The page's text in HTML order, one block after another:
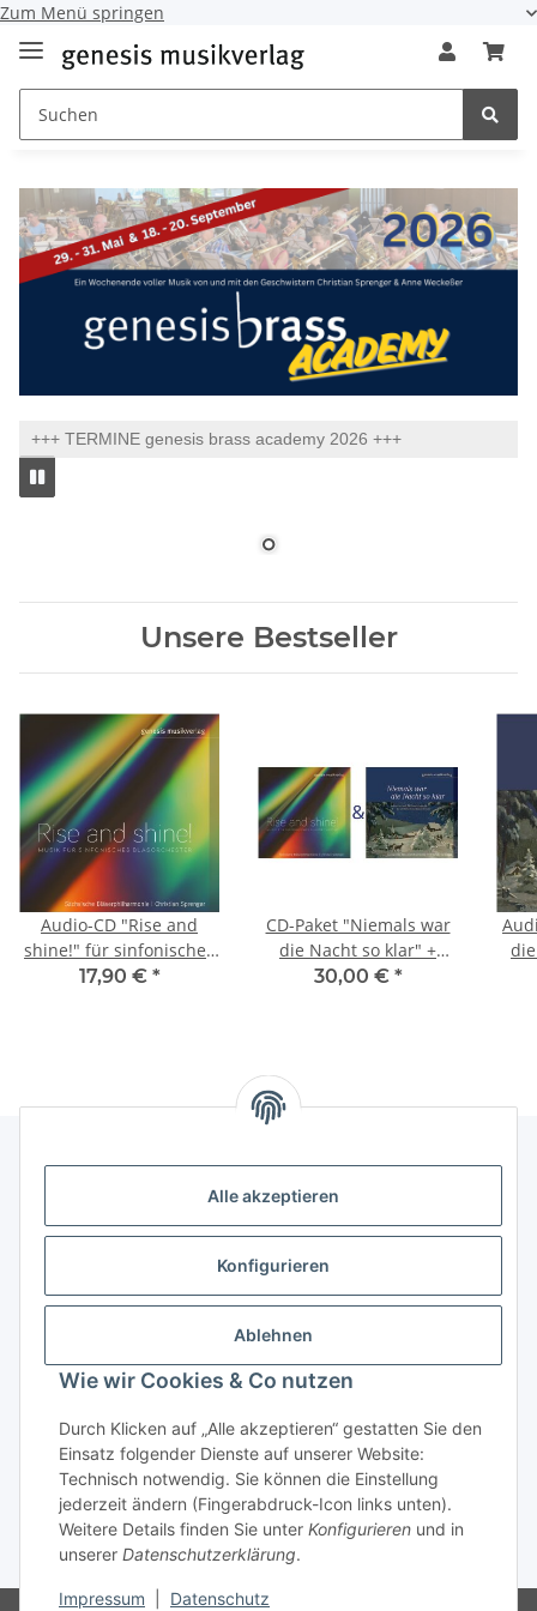
Zum Menü springen
Alle akzeptieren
Konfigurieren
Ablehnen
Wie wir Cookies & Co nutzen
Durch Klicken auf „Alle akzeptieren“ gestatten Sie den
Einsatz folgender Dienste auf unserer Website:
Technisch notwendig. Sie können die Einstellung
jederzeit ändern (Fingerabdruck-Icon links unten).
Weitere Details finden Sie unter Konfigurieren und in
unserer Datenschutzerklärung.
Impressum Datenschutz
+++ TERMINE genesis brass academy 2026 +++
Unsere Bestseller
Audio-CD "Rise and
shine!" für sinfonisches
Blasorchester
17,90 € *
CD-Paket "Niemals war
die Nacht so klar" +
"Rise and shine!" (sinf.
30,00 € *
genesis musikverlag Christian Sprenger
34630 Gilserberg
E-Mail:anne.weckesser@genesis-musikverlag.de
Informationen
Gesetzliche Informationen
* Alle Preise inkl. gesetzlicher USt., zzgl.Versand